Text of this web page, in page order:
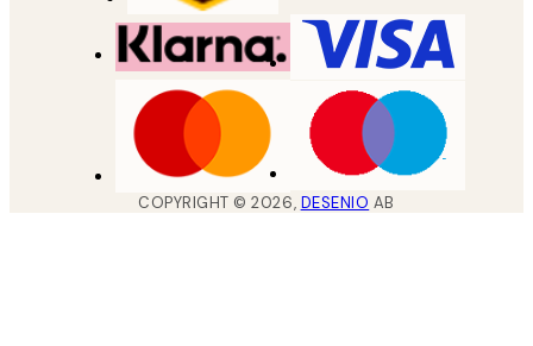
COPYRIGHT ©2026, DESENIO AB